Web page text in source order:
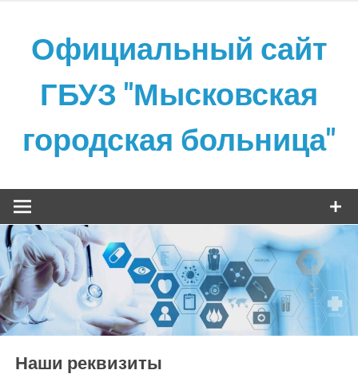
contentОфициальный сайт
ГБУЗ "Мысковская
городская больница"
больница"
Наши реквизиты